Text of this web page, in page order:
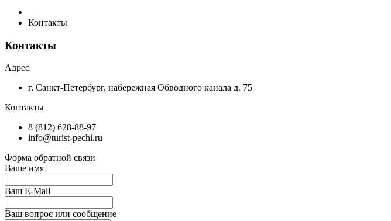
Контакты
Контакты
Адрес
г. Санкт-Петербург, набережная Обводного канала д. 75
Контакты
8 (812) 628-88-97
info@turist-pechi.ru
Форма обратной связи
Ваше имя
Ваш E-Mail
Ваш вопрос или сообщение